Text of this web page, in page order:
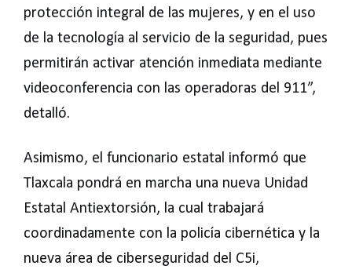
protección integral de las mujeres, y en el uso
de la tecnología al servicio de la seguridad, pues
permitirán activar atención inmediata mediante
videoconferencia con las operadoras del 911”,
detalló.
Asimismo, el funcionario estatal informó que
Tlaxcala pondrá en marcha una nueva Unidad
Estatal Antiextorsión, la cual trabajará
coordinadamente con la policía cibernética y la
nueva área de ciberseguridad del C5i,